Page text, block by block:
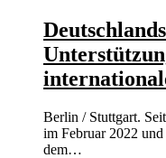
Berlin / Stuttgart.
im Februar 2022
dem…